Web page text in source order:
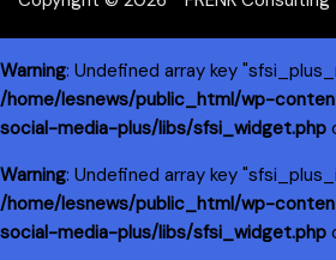
Warning: Undefined array key
/home/lesnews/public_html/wp-
social-media-plus/libs/sfsi_widget.php
Warning: Undefined array key
/home/lesnews/public_html/wp-
social-media-plus/libs/sfsi_widget.php